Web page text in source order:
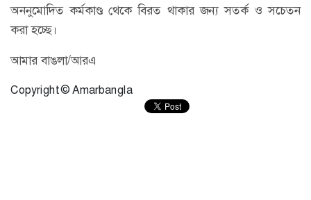
অননুমোদিত কর্মকাণ্ড থেকে বিরত থাকার জন্য সতর্ক ও সচেতন
করা হচ্ছে।
আমার বাঙলা/আরএ
Copyright © Amarbangla